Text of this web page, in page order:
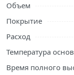
Ознакомьтесь с
описанием и
Объем
Покрытие
Расход
Температура
Время полного